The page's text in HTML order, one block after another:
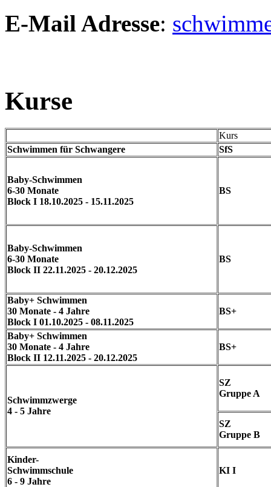
E-Mail Adresse:
Kurse
Kurs
Schwimmen für Schwangere
SfS
Baby-Schwimmen
6-30 Monate
Block I 18.10.2025 - 15.11.2025
BS
Baby-Schwimmen
6-30 Monate
Block II 22.11.2025 - 20.12.2025
BS
Baby+ Schwimmen
30 Monate - 4 Jahre
Block I 01.10.2025 - 08.11.2025
BS+
Baby+ Schwimmen
30 Monate - 4 Jahre
Block II 12.11.2025 - 20.12.2025
BS+
Schwimmzwerge
4 - 5 Jahre
SZ
Gruppe A
SZ
Gruppe B
Kinder-
Schwimmschule
6 - 9 Jahre
KI I